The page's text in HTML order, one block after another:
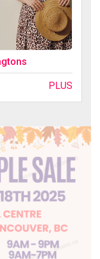
PLUS